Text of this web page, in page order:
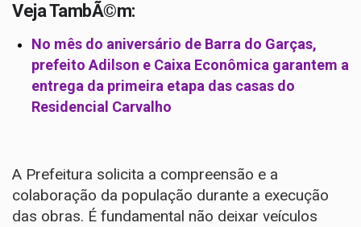
Veja TambÃ©m:
No mês do aniversário de Barra do Garças,
prefeito Adilson e Caixa Econômica garantem a
entrega da primeira etapa das casas do
Residencial Carvalho
A Prefeitura solicita a compreensão e a
colaboração da população durante a execução
das obras. É fundamental não deixar veículos